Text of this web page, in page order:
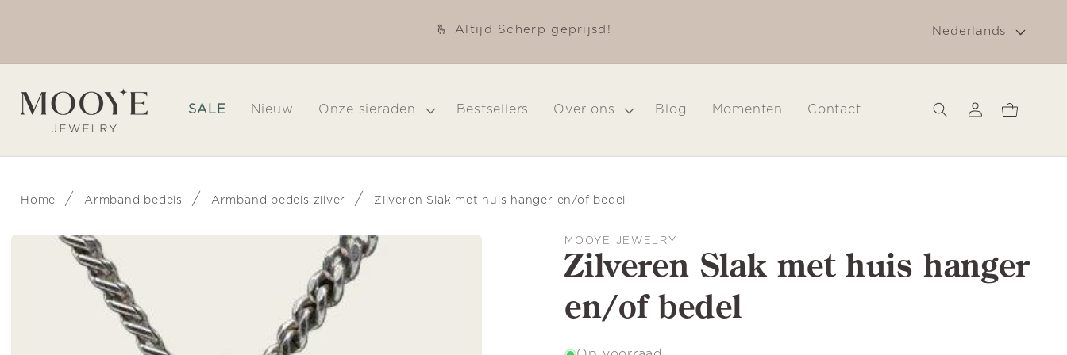
🫰 Altijd Scherp geprijsd! Nederlands
SALE Nieuw Onze sieraden Bestsellers Over ons Blog Momenten Contact Inloggen
Winkelwagen
Home / Armband bedels / Armband bedels zilver / Zilveren Slak met huis hanger en/of bedel
Ga direct naar
productinformatie
MOOYE JEWELRY
Zilveren Slak met huis hanger
en/of bedel